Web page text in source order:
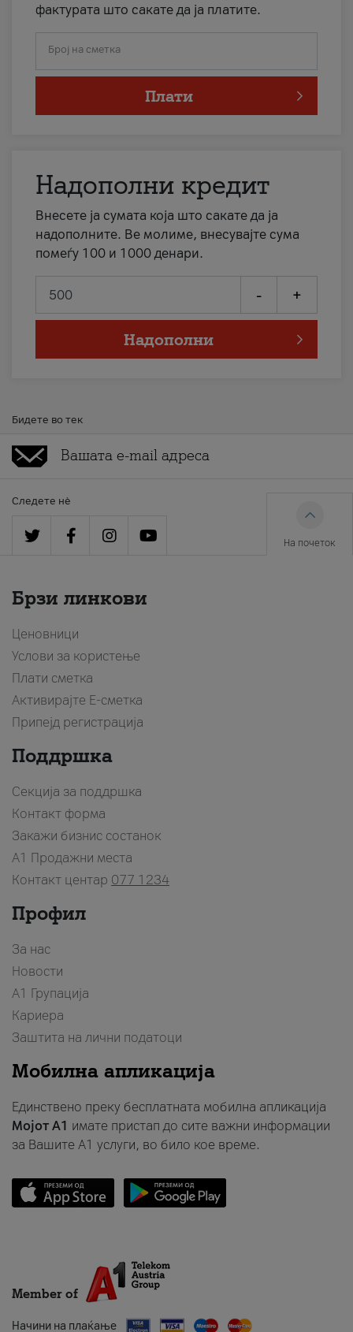
фактурата што сакате да ја платите.
Број на сметка
Плати
Надополни кредит
Внесете ја сумата која што сакате да ја
надополните. Ве молиме, внесувајте сума
помеѓу 100 и 1000 денари.
- +
Надополни
Бидете во тек
Следете нè
На почеток
Брзи линкови
Ценовници
Услови за користење
Плати сметка
Активирајте Е-сметка
Припејд регистрација
Поддршка
Секција за поддршка
Контакт форма
Закажи бизнис состанок
A1 Продажни места
Контакт центар 077 1234
Профил
За нас
Новости
А1 Групација
Кариера
Заштита на лични податоци
Мобилна апликација
Единствено преку бесплатната мобилна апликација
Мојот A1 имате пристап до сите важни информации
за Вашите A1 услуги, во било кое време.
Member of
Начини на плаќање